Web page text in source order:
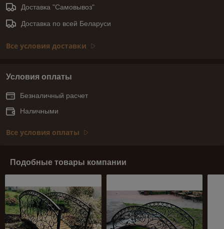
Доставка "Самовывоз"
Доставка по всей Беларуси
Все условия доставки
Условия оплаты
Безналичный расчет
Наличными
Все условия оплаты
Подобные товары компании